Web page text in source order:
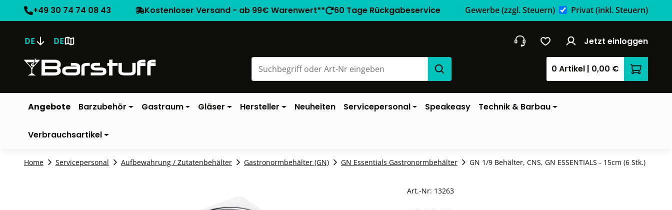
+49 30 74 74 08 43 Kostenloser Versand - ab 99€ Warenwert** 60 Tage Rückgabeservice Gewerbe(zzgl. Steuern) Privat(inkl. Steuern)
DE DE Jetzt einloggen
0 Artikel | 0,00 €
Angebote Barzubehör Gastraum Gläser Hersteller Neuheiten Servicepersonal Speakeasy Technik & Barbau
Verbrauchsartikel
Home Servicepersonal Aufbewahrung / Zutatenbehälter Gastronormbehälter (GN) GN Essentials Gastronormbehälter GN 1/9 Behälter, CNS, GN ESSENTIALS - 15cm (6 Stk.)
Art.-Nr: 13263